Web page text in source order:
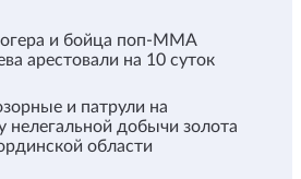
и бойца поп-ММА
арестовали на 10 суток
и патрули на
нелегальной добычи золота
области